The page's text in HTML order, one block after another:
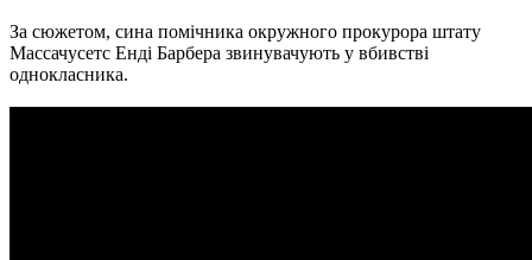
За сюжетом, сина помічника окружного прокурора штату
Массачусетс Енді Барбера звинувачують у вбивстві
однокласника.